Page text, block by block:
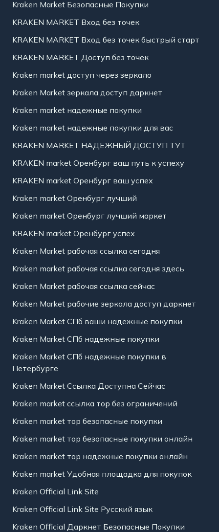
Kraken Market Безопасные Покупки
KRAKEN MARKET Вход без точек
KRAKEN MARKET Вход без точек быстрый старт
KRAKEN MARKET Доступ без точек
Kraken market доступ через зеркало
Kraken Market зеркала доступ даркнет
Kraken market надежные покупки
Kraken market надежные покупки для вас
KRAKEN MARKET НАДЕЖНЫЙ ДОСТУП ТУТ
KRAKEN market Оренбург ваш путь к успеху
KRAKEN market Оренбург ваш успех
Kraken market Оренбург лучший
Kraken market Оренбург лучший маркет
KRAKEN market Оренбург успех
Kraken Market рабочая ссылка сегодня
Kraken market рабочая ссылка сегодня здесь
Kraken Market рабочая ссылка сейчас
Kraken Market рабочие зеркала доступ даркнет
Kraken Market СПб ваши надежные покупки
Kraken Market СПб надежные покупки
Kraken Market СПб надежные покупки в
Петербурге
Kraken Market Ссылка Доступна Сейчас
Kraken market ссылка тор без ограничений
Kraken market тор безопасные покупки
Kraken market тор безопасные покупки онлайн
Kraken market тор надежные покупки онлайн
Kraken market Удобная площадка для покупок
Kraken Official Link Site
Kraken Official Link Site Русский язык
Kraken Official Даркнет Безопасные Покупки